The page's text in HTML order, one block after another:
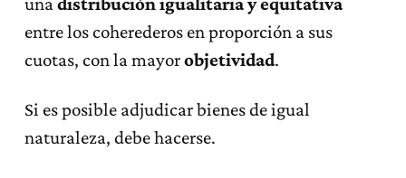
entre los coherederos en proporción a sus
cuotas, con la mayorobjetividad.
Si es posible adjudicar bienes de igual
naturaleza, debe hacerse.